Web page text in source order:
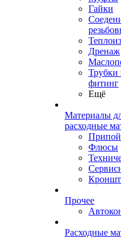
Гайки
Дренаж
Трубки
фитинг
Ещё
Материалы
расходные
Припой
Флюсы
Прочее
Расходные